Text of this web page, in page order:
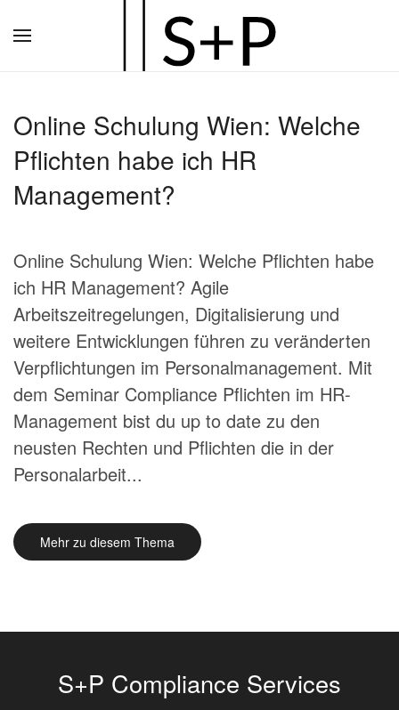
Hauptinhalt
Online Schulung Wien: Welche
Pflichten habe ich HR
Management?
Online Schulung Wien: Welche Pflichten habe
ich HR Management? Agile
Arbeitszeitregelungen, Digitalisierung und
weitere Entwicklungen führen zu veränderten
Verpflichtungen im Personalmanagement. Mit
dem Seminar Compliance Pflichten im HR-
Management bist du up to date zu den
neusten Rechten und Pflichten die in der
Personalarbeit...
Mehr zu diesem Thema
S+P Compliance Services